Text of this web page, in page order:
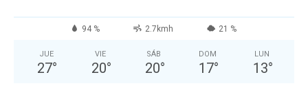
94 % 2.7kmh 21 %
JUE
27°
VIE
20°
SÁB
20°
DOM
17°
LUN
13°